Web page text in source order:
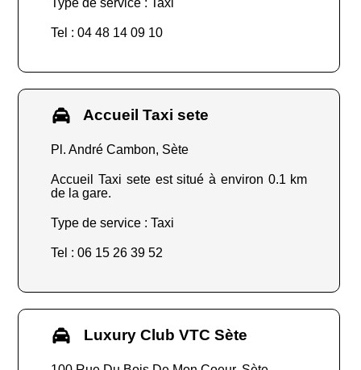
Type de service : Taxi
Tel : 04 48 14 09 10
Accueil Taxi sete
Pl. André Cambon, Sète
Accueil Taxi sete est situé à environ 0.1 km
de la gare.
Type de service : Taxi
Tel : 06 15 26 39 52
Luxury Club VTC Sète